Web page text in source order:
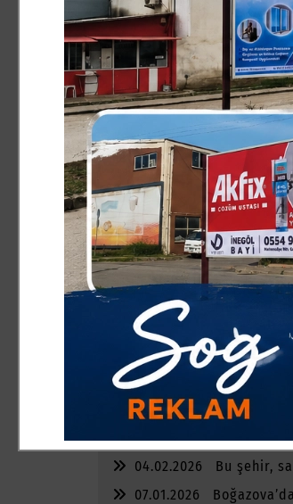
Milletin malı deniz yemeyen domuz
Yaptıkları darbeler ve kanunlar ile halkına
70 yıl önce işgal ettikleri bu vatan
yutturmaya çalışanlar,
Hülasa ellerine geçirdikleri makam ve
İlahi adaletin tecellisi, ABD’nin izni ve
günahlara kefaret olsun. Zira Silivri’den
medyaları olmayacak.
24.06.2026
Yüzüne
04.02.2026
Bu şehir,
07.01.2026